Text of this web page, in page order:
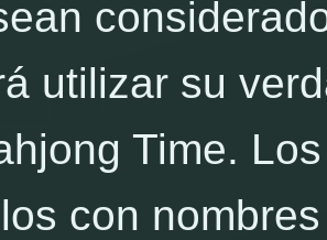
utilizar su
Time.
con